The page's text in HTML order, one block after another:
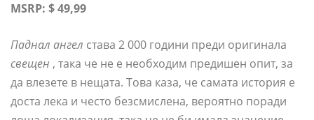
MSRP: $ 49,99
Паднал ангел става 2 000 години преди оригинала
свещен , така че не е необходим предишен опит, за
да влезете в нещата. Това каза, че самата история е
доста лека и често безсмислена, вероятно поради